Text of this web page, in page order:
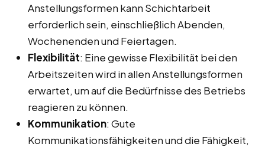
Anstellungsformen kann Schichtarbeit
erforderlich sein, einschließlich Abenden,
Wochenenden und Feiertagen.
Flexibilität: Eine gewisse Flexibilität bei den
Arbeitszeiten wird in allen Anstellungsformen
erwartet, um auf die Bedürfnisse des Betriebs
reagieren zu können.
Kommunikation: Gute
Kommunikationsfähigkeiten und die Fähigkeit,